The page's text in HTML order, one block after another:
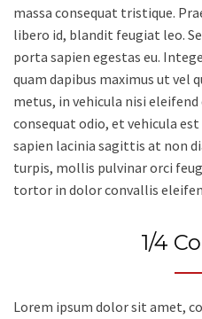
massa consequat tristique.
libero id, blandit feugiat leo.
porta sapien egestas eu.
quam dapibus maximus ut vel
metus, in vehicula nisi
consequat odio, et vehicula
sapien lacinia sagittis at non
turpis, mollis pulvinar orci
tortor in dolor convallis
1/4
Lorem ipsum dolor sit amet,